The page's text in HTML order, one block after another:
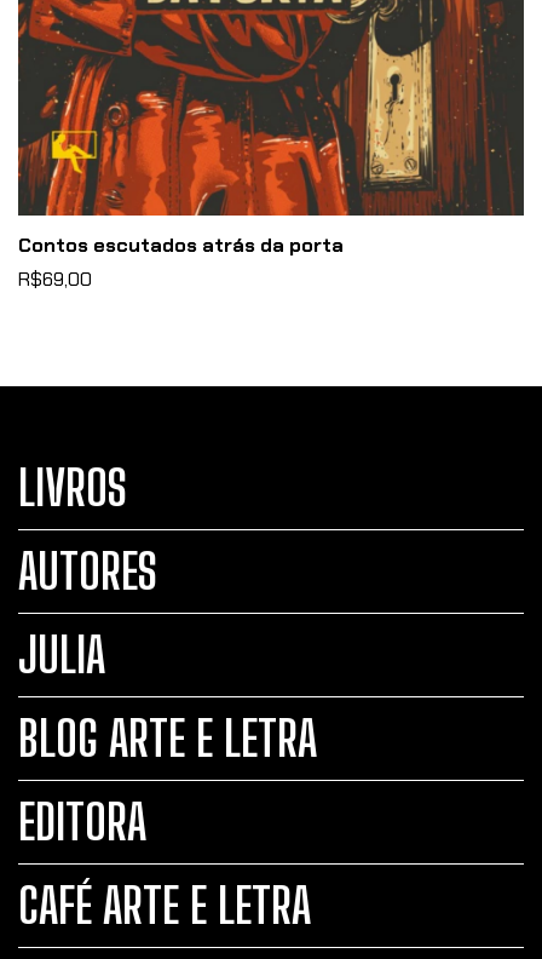
Contos escutados atrás da porta
R$69,00
LIVROS
AUTORES
JULIA
BLOG ARTE E LETRA
EDITORA
CAFÉ ARTE E LETRA